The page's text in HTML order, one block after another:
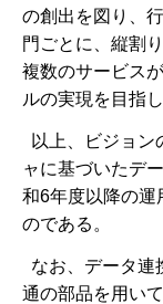
の創出を図り、
門ごとに、縦割
複数のサービス
ルの実現を目指し
以上、ビジョン
ャに基づいたデ
和6年度以降の運
のである。
なお、データ連
通の部品を用い